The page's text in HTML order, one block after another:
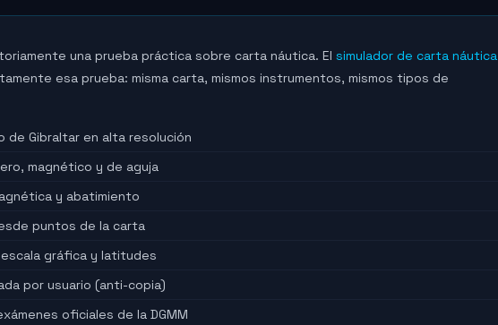
una prueba práctica sobre carta náutica. El simulador de carta náutica
esa prueba: misma carta, mismos instrumentos, mismos tipos de
de Gibraltar en alta resolución
magnético y de aguja
y abatimiento
puntos de la carta
gráfica y latitudes
por usuario (anti-copia)
oficiales de la DGMM